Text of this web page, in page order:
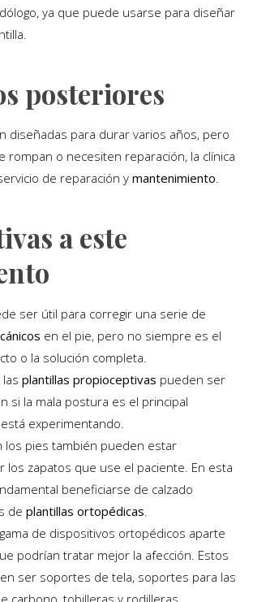
ya que puede usarse para diseñar
posteriores
diseñadas para durar varios años, pero
rompan o necesiten reparación, la clínica
de reparación y mantenimiento.
a este
ser útil para corregir una serie de
en el pie, pero no siempre es el
o la solución completa.
plantillas propioceptivas pueden ser
si la mala postura es el principal
experimentando.
los pies también pueden estar
los zapatos que use el paciente. En esta
beneficiarse de calzado
de plantillas ortopédicas
de dispositivos ortopédicos aparte
podrían tratar mejor la afección. Estos
ser soportes de tela, soportes para las
carbono, tobilleras y rodilleras.